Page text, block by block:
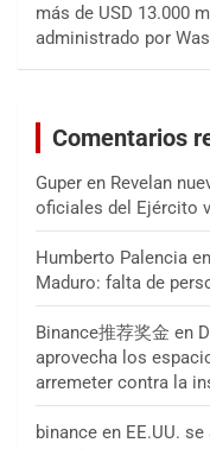
más de USD 13.000
administrado por
Comentarios
Guper en Revelan
oficiales del Ejército
Humberto Palencia en
Maduro: falta de
Binance推荐奖金 en
aprovecha los
arremeter contra la
binance en EE.UU.